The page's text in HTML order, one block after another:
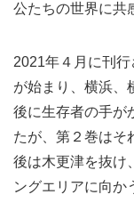
公たちの世界に共
2021年４月に刊行
が始まり、横浜、
後に生存者の手が
たが、第２巻はそ
後は木更津を抜け
ングエリアに向か